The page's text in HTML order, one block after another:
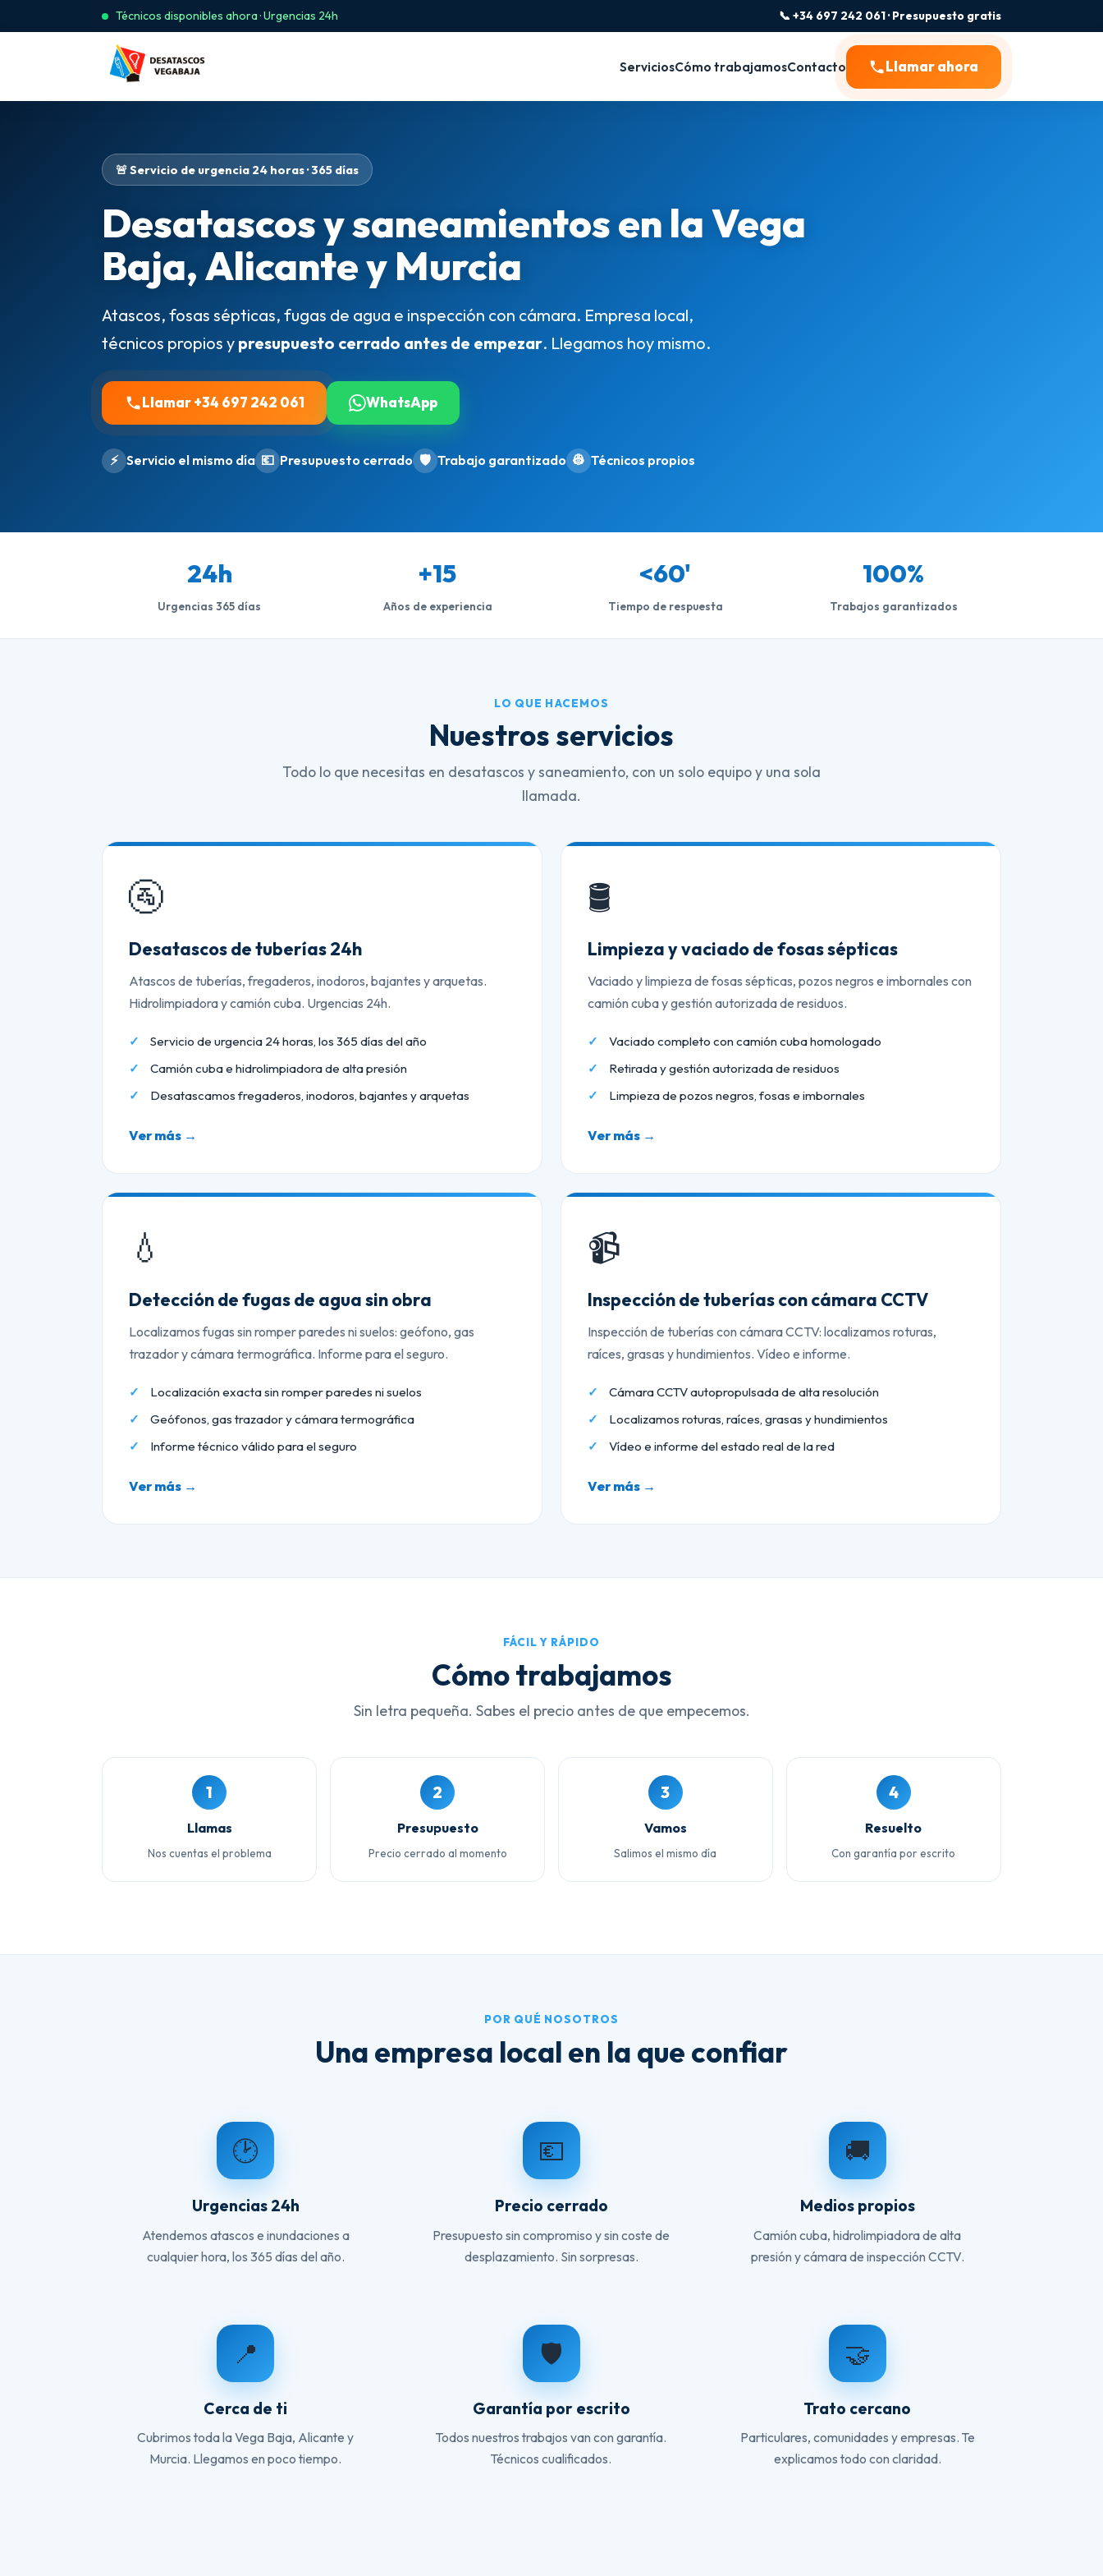
Técnicos disponibles ahora · Urgencias 24h 📞 +34 697 242 061 · Presupuesto gratis
ServiciosCómo trabajamosContacto Llamar ahora
🚨 Servicio de urgencia 24 horas · 365 días
Desatascos y saneamientos en la Vega
Baja, Alicante y Murcia
Atascos, fosas sépticas, fugas de agua e inspección con cámara. Empresa local,
técnicos propios y presupuesto cerrado antes de empezar. Llegamos hoy mismo.
Llamar +34 697 242 061 WhatsApp
⚡ Servicio el mismo día 💶 Presupuesto cerrado 🛡️ Trabajo garantizado 👷 Técnicos propios
24h
Urgencias 365 días
+15
Años de experiencia
<60'
Tiempo de respuesta
100%
Trabajos garantizados
LO QUE HACEMOS
Nuestros servicios
Todo lo que necesitas en desatascos y saneamiento, con un solo equipo y una sola
llamada.
🚰
Desatascos de tuberías 24h
Atascos de tuberías, fregaderos, inodoros, bajantes y arquetas.
Hidrolimpiadora y camión cuba. Urgencias 24h.
Servicio de urgencia 24 horas, los 365 días del año
Camión cuba e hidrolimpiadora de alta presión
Desatascamos fregaderos, inodoros, bajantes y arquetas
Ver más →
🛢️
Limpieza y vaciado de fosas sépticas
Vaciado y limpieza de fosas sépticas, pozos negros e imbornales con
camión cuba y gestión autorizada de residuos.
Vaciado completo con camión cuba homologado
Retirada y gestión autorizada de residuos
Limpieza de pozos negros, fosas e imbornales
Ver más →
💧
Detección de fugas de agua sin obra
Localizamos fugas sin romper paredes ni suelos: geófono, gas
trazador y cámara termográfica. Informe para el seguro.
Localización exacta sin romper paredes ni suelos
Geófonos, gas trazador y cámara termográfica
Informe técnico válido para el seguro
Ver más →
📹
Inspección de tuberías con cámara CCTV
Inspección de tuberías con cámara CCTV: localizamos roturas,
raíces, grasas y hundimientos. Vídeo e informe.
Cámara CCTV autopropulsada de alta resolución
Localizamos roturas, raíces, grasas y hundimientos
Vídeo e informe del estado real de la red
Ver más →
FÁCIL Y RÁPIDO
Cómo trabajamos
Sin letra pequeña. Sabes el precio antes de que empecemos.
1
Llamas
Nos cuentas el problema
2
Presupuesto
Precio cerrado al momento
3
Vamos
Salimos el mismo día
4
Resuelto
Con garantía por escrito
POR QUÉ NOSOTROS
Una empresa local en la que confiar
🕑
Urgencias 24h
Atendemos atascos e inundaciones a
cualquier hora, los 365 días del año.
💶
Precio cerrado
Presupuesto sin compromiso y sin coste de
desplazamiento. Sin sorpresas.
🚚
Medios propios
Camión cuba, hidrolimpiadora de alta
presión y cámara de inspección CCTV.
📍
Cerca de ti
Cubrimos toda la Vega Baja, Alicante y
Murcia. Llegamos en poco tiempo.
🛡️
Garantía por escrito
Todos nuestros trabajos van con garantía.
Técnicos cualificados.
🤝
Trato cercano
Particulares, comunidades y empresas. Te
explicamos todo con claridad.